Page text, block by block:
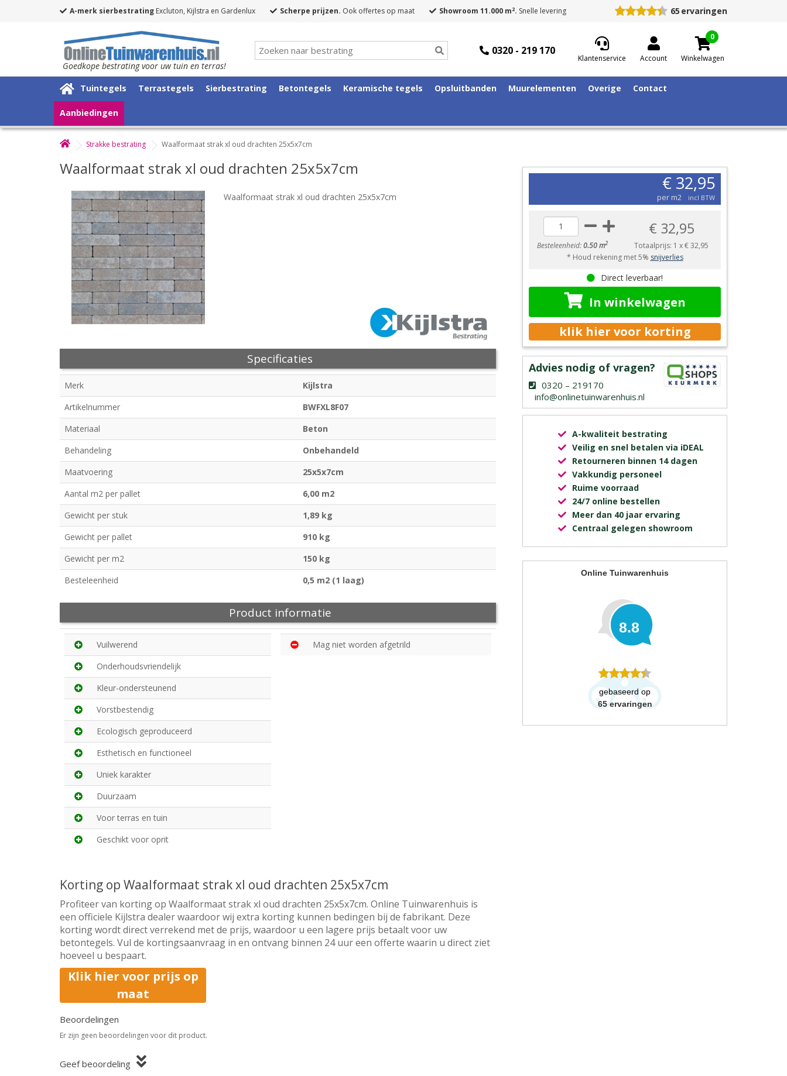
A-merk sierbestrating Excluton, Kijlstra en Gardenlux Scherpe prijzen. Ook offertes op maat Showroom 11.000 m2. Snelle levering 65 ervaringen
Goedkope bestrating voor uw tuin en terras!
0320 - 219 170
Klantenservice Account
0
Winkelwagen
Tuintegels Terrastegels Sierbestrating Betontegels Keramische tegels Opsluitbanden Muurelementen Overige Contact
Aanbiedingen
Strakke bestrating Waalformaat strak xl oud drachten 25x5x7cm
Waalformaat strak xl oud drachten 25x5x7cm
Waalformaat strak xl oud drachten 25x5x7cm
Specificaties
Merk
Kijlstra
Artikelnummer
BWFXL8F07
Materiaal
Beton
Behandeling
Onbehandeld
Maatvoering
25x5x7cm
Aantal m2 per pallet
6,00 m2
Gewicht per stuk
1,89 kg
Gewicht per pallet
910 kg
Gewicht per m2
150 kg
Besteleenheid
0,5 m2 (1 laag)
Product informatie
Vuilwerend
Onderhoudsvriendelijk
Kleur-ondersteunend
Vorstbestendig
Ecologisch geproduceerd
Esthetisch en functioneel
Uniek karakter
Duurzaam
Voor terras en tuin
Geschikt voor oprit
Mag niet worden afgetrild
Korting op Waalformaat strak xl oud drachten 25x5x7cm
Profiteer van korting op Waalformaat strak xl oud drachten 25x5x7cm. Online Tuinwarenhuis is
een officiele Kijlstra dealer waardoor wij extra korting kunnen bedingen bij de fabrikant. Deze
korting wordt direct verrekend met de prijs, waardoor u een lagere prijs betaalt voor uw
betontegels. Vul de kortingsaanvraag in en ontvang binnen 24 uur een offerte waarin u direct ziet
hoeveel u bespaart.
Klik hier voor prijs op
maat
Beoordelingen
Er zijn geen beoordelingen voor dit product.
Geef beoordeling
€ 32,95
per m2 incl BTW
Besteleenheid:0.50 m2
€ 32,95
Totaalprijs: 1 x€ 32,95
* Houd rekening met 5% snijverlies
Direct leverbaar!
In winkelwagen
klik hier voor korting
Advies nodig of vragen?
0320 – 219170
info@onlinetuinwarenhuis.nl
A-kwaliteit bestrating
Veilig en snel betalen via iDEAL
Retourneren binnen 14 dagen
Vakkundig personeel
Ruime voorraad
24/7 online bestellen
Meer dan 40 jaar ervaring
Centraal gelegen showroom
Online Tuinwarenhuis
8.8
gebaseerd op
65 ervaringen